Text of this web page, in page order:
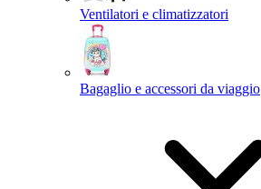
Ventilatori e climatizzatori
Bagaglio e accessori da viaggio